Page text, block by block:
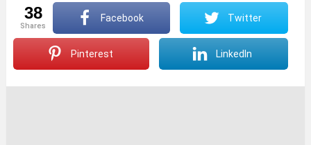
38
shares
Facebook Twitter
Pinterest LinkedIn